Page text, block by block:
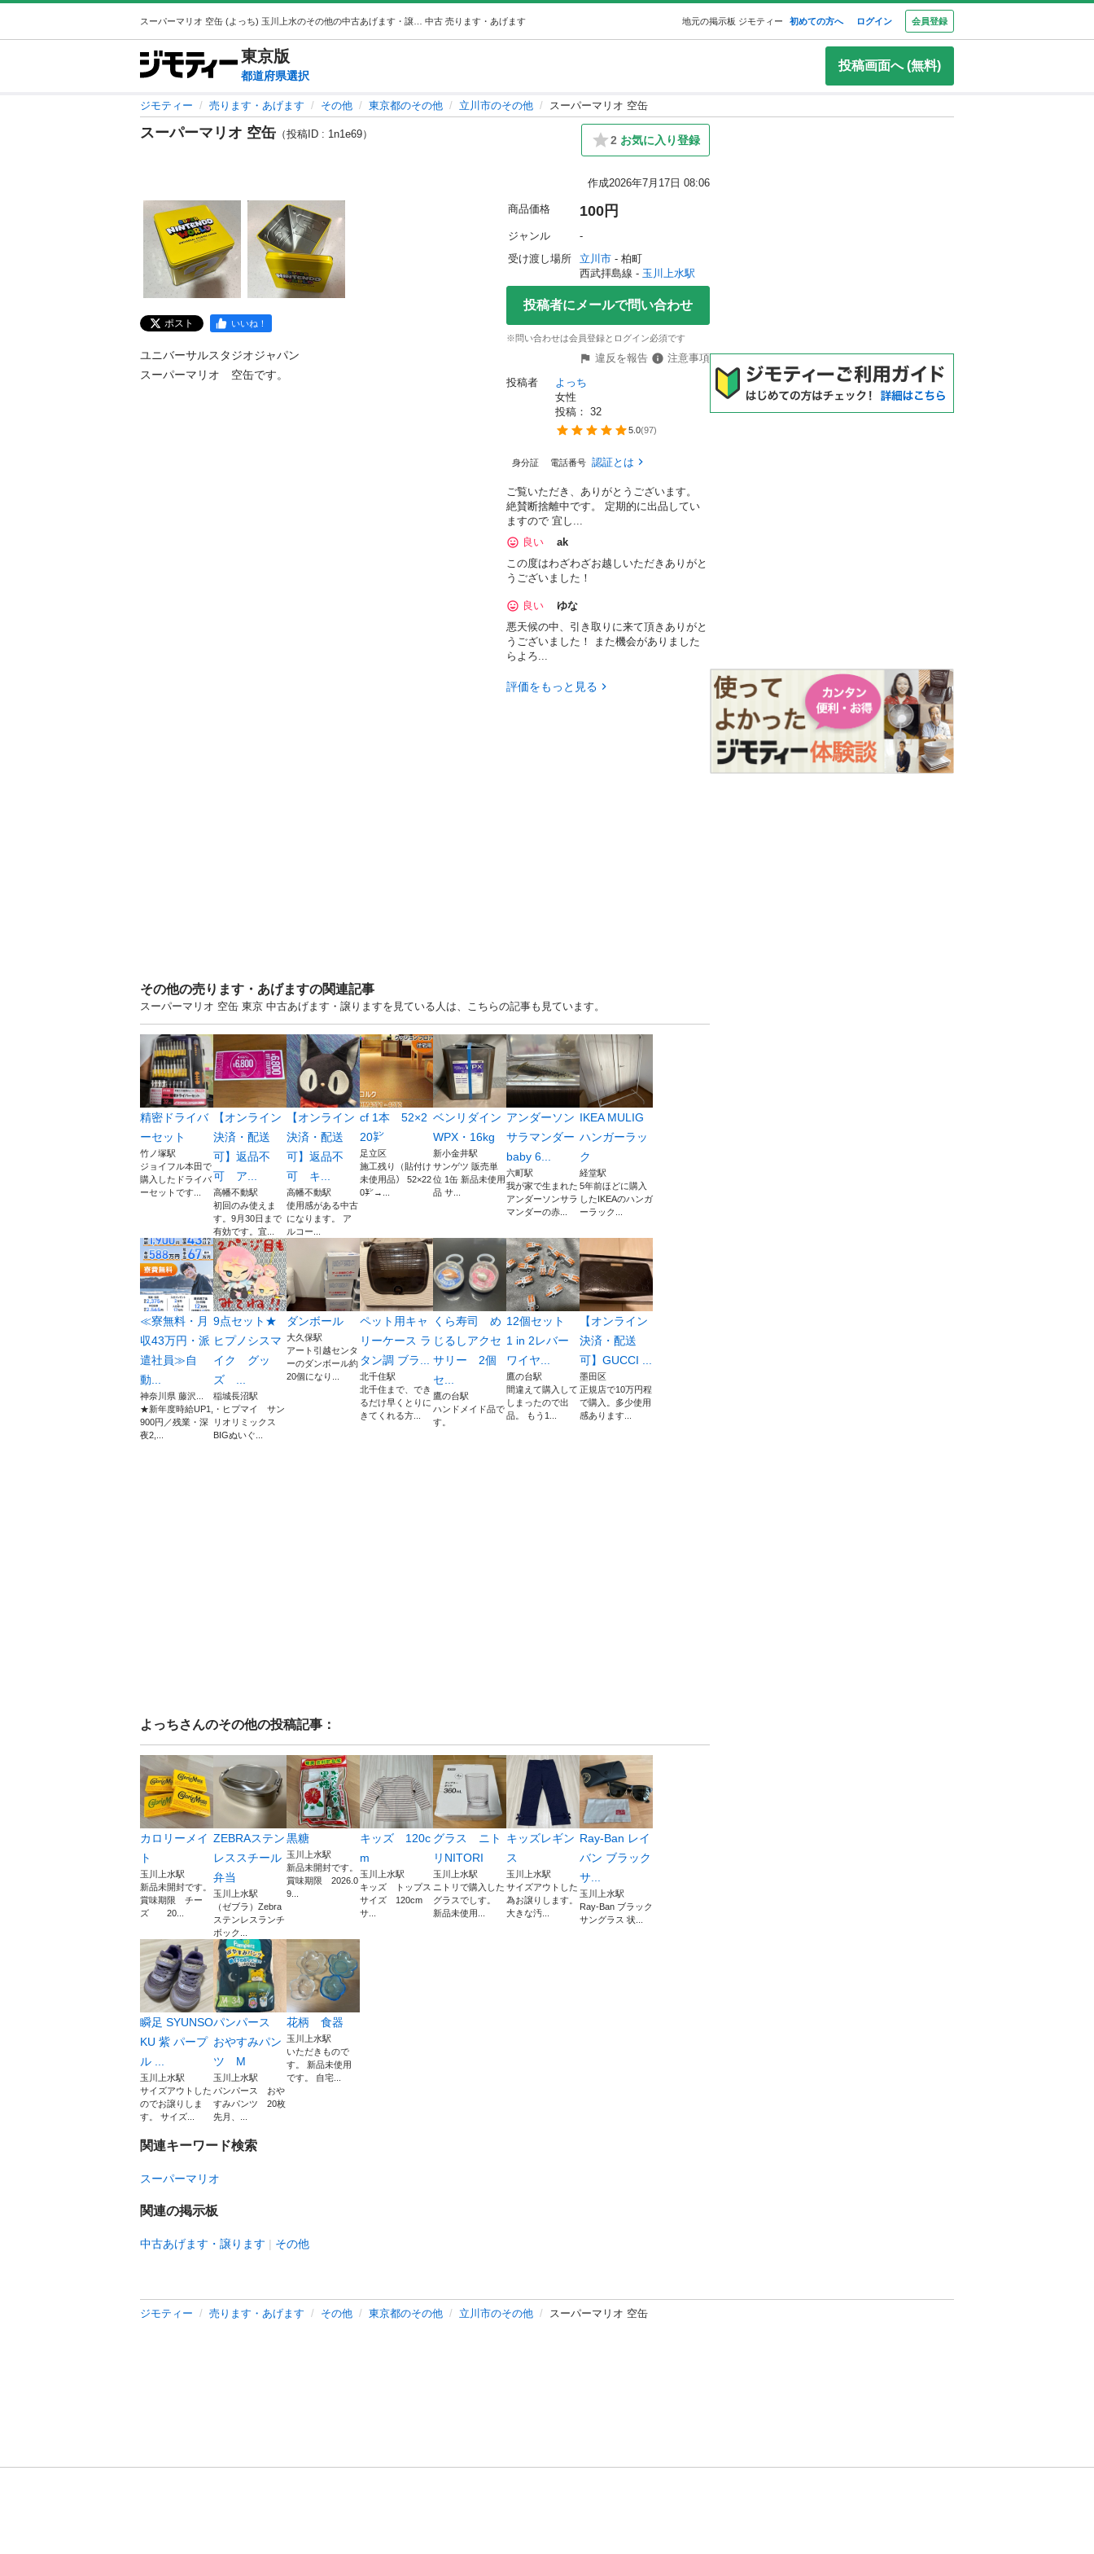
中古 売ります・あげます 地元の掲示板 ジモティー 初めての方へ ログイン 会員登録
東京版
都道府県選択
投稿画面へ (無料)
ジモティー 売ります・あげます その他 東京都のその他 立川市のその他 スーパーマリオ 空缶
スーパーマリオ 空缶 （投稿ID : 1n1e69） 2 お気に入り登録
作成2026年7月17日 08:06
ポスト いいね！
ユニバーサルスタジオジャパン
スーパーマリオ　空缶です。
商品価格 100円
ジャンル
-
受け渡し場所
立川市 - 柏町
西武拝島線 - 玉川上水駅
投稿者にメールで問い合わせ
※問い合わせは会員登録とログイン必須です
違反を報告
注意事項
投稿者
よっち
女性
投稿： 32
5.0(97)
身分証 電話番号 認証とは
ご覧いただき、ありがとうございます。
絶賛断捨離中です。 定期的に出品してい
ますので 宜し...
良い
ak
この度はわざわざお越しいただきありがと
うございました！
良い
ゆな
悪天候の中、引き取りに来て頂きありがと
うございました！ また機会がありました
らよろ...
評価をもっと見る
その他の売ります・あげますの関連記事
スーパーマリオ 空缶 東京 中古あげます・譲りますを見ている人は、こちらの記事も見ています。
精密ドライバ
ーセット
竹ノ塚駅
ジョイフル本田で
購入したドライバ
ーセットです...
【オンライン
決済・配送
可】返品不
可 ア...
高幡不動駅
初回のみ使えま
す。9月30日まで
有効です。宜...
【オンライン
決済・配送
可】返品不
可 キ...
高幡不動駅
使用感がある中古
になります。 ア
ルコー...
cf 1本 52×2
20㌢
足立区
施工残り（貼付け
未使用品） 52×22
0㌢→...
ベンリダイン
WPX・16kg
新小金井駅
サンゲツ 販売単
位 1缶 新品未使用
品 サ...
アンダーソン
サラマンダー
baby 6...
六町駅
我が家で生まれた
アンダーソンサラ
マンダーの赤...
IKEA MULIG
ハンガーラッ
ク
経堂駅
5年前ほどに購入
したIKEAのハンガ
ーラック...
≪寮無料・月
収43万円・派
遣社員≫自
動...
神奈川県 藤沢...
★新年度時給UP1,
900円／残業・深
夜2,...
9点セット★
ヒプノシスマ
イク グッ
ズ ...
稲城長沼駅
・ヒプマイ サン
リオリミックス
BIGぬいぐ...
ダンボール
大久保駅
アート引越センタ
ーのダンボール約
20個になり...
ペット用キャ
リーケース ラ
タン調 ブラ...
北千住駅
北千住まで、でき
るだけ早くとりに
きてくれる方...
くら寿司 め
じるしアクセ
サリー 2個
セ...
鷹の台駅
ハンドメイド品で
す。
12個セット
1 in 2レバー
ワイヤ...
鷹の台駅
間違えて購入して
しまったので出
品。 もう1...
【オンライン
決済・配送
可】GUCCI ...
墨田区
正規店で10万円程
で購入。多少使用
感あります...
よっちさんのその他の投稿記事：
カロリーメイ
ト
玉川上水駅
新品未開封です。
賞味期限 チー
ズ 20...
ZEBRAステン
レススチール
弁当
玉川上水駅
（ゼブラ）Zebra
ステンレスランチ
ボック...
黒糖
玉川上水駅
新品未開封です。
賞味期限 2026.0
9...
キッズ 120c
m
玉川上水駅
キッズ トップス
サイズ 120cm
サ...
グラス ニト
リNITORI
玉川上水駅
ニトリで購入した
グラスでしす。
新品未使用...
キッズレギン
ス
玉川上水駅
サイズアウトした
為お譲りします。
大きな汚...
Ray-Ban レイ
バン ブラック
サ...
玉川上水駅
Ray-Ban ブラック
サングラス 状...
瞬足 SYUNSO
KU 紫 パープ
ル ...
玉川上水駅
サイズアウトした
のでお譲りしま
す。 サイズ...
パンパース
おやすみパン
ツ M
玉川上水駅
パンパース おや
すみパンツ 20枚
先月、...
花柄 食器
玉川上水駅
いただきもので
す。 新品未使用
です。 自宅...
関連キーワード検索
スーパーマリオ
関連の掲示板
中古あげます・譲ります その他
ジモティー 売ります・あげます その他 東京都のその他 立川市のその他 スーパーマリオ 空缶